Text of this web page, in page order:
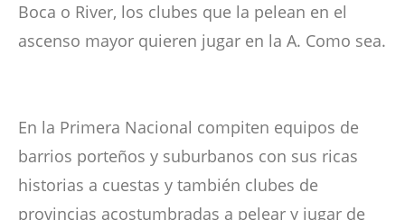
Boca o River, los clubes que la pelean en el
ascenso mayor quieren jugar en la A. Como sea.
En la Primera Nacional compiten equipos de
barrios porteños y suburbanos con sus ricas
historias a cuestas y también clubes de
provincias acostumbradas a pelear y jugar de